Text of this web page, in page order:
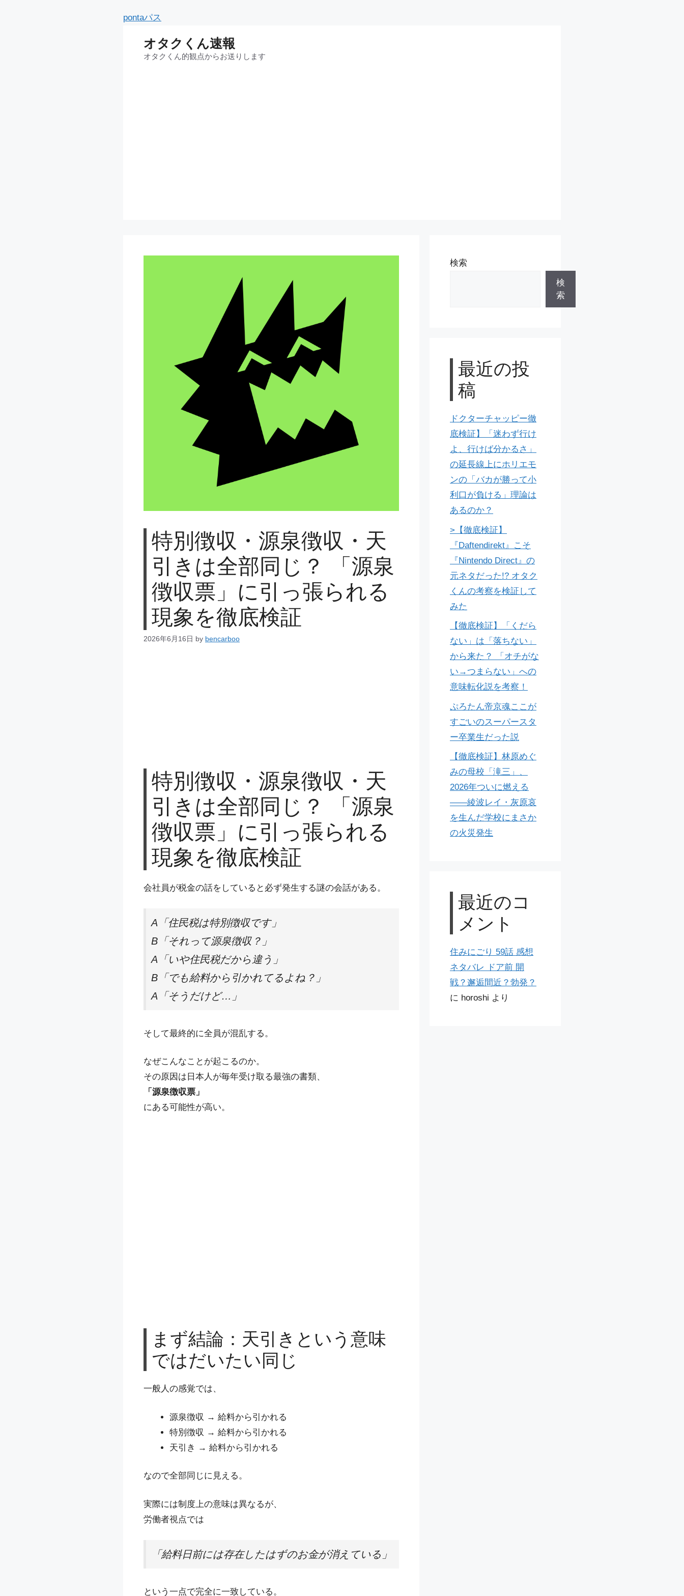
pontaパス
テ
ン
オタクくん速報
オタクくん的観点からお送りします
特別徴収・源泉徴収・天
引きは全部同じ？ 「源泉
徴収票」に引っ張られる
現象を徹底検証
2026年6月16日 by bencarboo
特別徴収・源泉徴収・天
引きは全部同じ？ 「源泉
徴収票」に引っ張られる
現象を徹底検証
会社員が税金の話をしていると必ず発生する謎の会話がある。
A「住民税は特別徴収です」
B「それって源泉徴収？」
A「いや住民税だから違う」
B「でも給料から引かれてるよね？」
A「そうだけど…」
そして最終的に全員が混乱する。
なぜこんなことが起こるのか。
その原因は日本人が毎年受け取る最強の書類、
「源泉徴収票」
にある可能性が高い。
まず結論：天引きという意味
ではだいたい同じ
一般人の感覚では、
源泉徴収 → 給料から引かれる
特別徴収 → 給料から引かれる
天引き → 給料から引かれる
なので全部同じに見える。
実際には制度上の意味は異なるが、
労働者視点では
「給料日前には存在したはずのお金が消えている」
という一点で完全に一致している。
検索
検
索
最近の投
稿
ドクターチャッピー徹
底検証】「迷わず行け
よ、行けば分かるさ」
の延長線上にホリエモ
ンの「バカが勝って小
利口が負ける」理論は
あるのか？
>【徹底検証】
『Daftendirekt』こそ
『Nintendo Direct』の
元ネタだった!? オタク
くんの考察を検証して
みた
【徹底検証】「くだら
ない」は「落ちない」
から来た？ 「オチがな
い→つまらない」への
意味転化説を考察！
ぷろたん帝京魂ここが
すごいのスーパースタ
ー卒業生だった説
【徹底検証】林原めぐ
みの母校「滝三」、
2026年ついに燃える
――綾波レイ・灰原哀
を生んだ学校にまさか
の火災発生
最近のコ
メント
住みにごり 59話 感想
ネタバレ ドア前 開
戦？邂逅間近？勃発？
に horoshi より